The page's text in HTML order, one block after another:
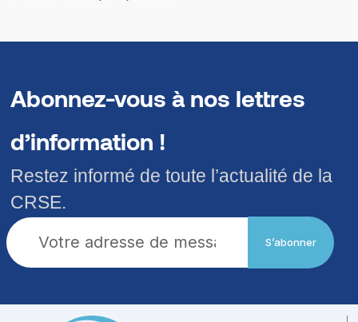
CONCESSION DAGANA-
CADRE DE L’HARMONISATION
DES TARIFS
Abonnez-vous à nos lettres
d’information !
Restez informé de toute l’actualité de la
CRSE.
S’abonner